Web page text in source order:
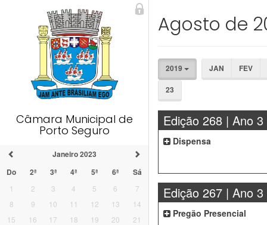
Câmara Municipal de
Porto Seguro
Janeiro 2023
Do
2ª 3ª 4ª 5ª 6ª Sá
1 2 3 4 5 6
7
8
9 10 11 12 13
14
15
16 17 18 19 20
21
Agosto de
2019 JAN
FEV
23
Edição 268 | Ano 3
Dispensa
Edição 267 | Ano 3
Pregão Presencial